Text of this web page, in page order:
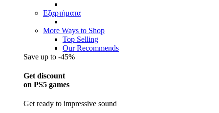
Εξαρτήματα
More Ways to Shop
Top Selling
Our Recommends
Save up to -45%
Get discount
on PS5 games
Get ready to impressive sound